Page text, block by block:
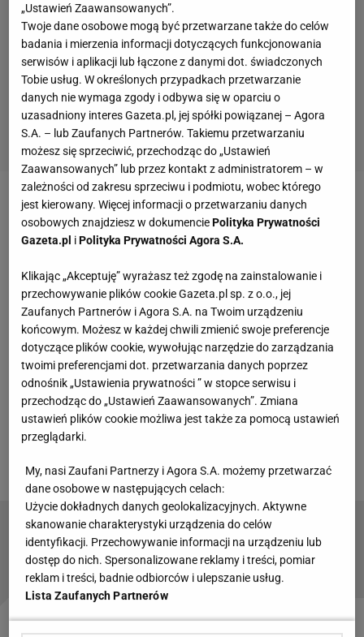
Zobacz wideoPodolski chce kupić Górnika Zabrze.
Kosecki: Kto chce inwestować w polski klub?!
Prywatyzacja Górnika o krok. "Z niebytu do
praktycznie finiszu"
Prezydent Zabrza, Kamil Żbikowski gościł w
programie "Protokół rozbieżności" na antenie TVP
Katowice. Polityk stwierdził, że trwające od
dłuższego czasu rozmowy o prywatyzacji klubu
zmierzają do końca. Podkreślił dużą rolę miasta w
tym procesie.
Japończyk poprowadzi mecz w Ekstraklasie.
Oto, gdzie go wyślą
„Ustawień Zaawansowanych”.
Twoje dane osobowe mogą być przetwarzane także do celów
badania i mierzenia informacji dotyczących funkcjonowania
serwisów i aplikacji lub łączone z danymi dot. świadczonych
Tobie usług. W określonych przypadkach przetwarzanie
danych nie wymaga zgody i odbywa się w oparciu o
uzasadniony interes Gazeta.pl, jej spółki powiązanej – Agora
S.A. – lub Zaufanych Partnerów. Takiemu przetwarzaniu
możesz się sprzeciwić, przechodząc do „Ustawień
Zaawansowanych” lub przez kontakt z administratorem – w
zależności od zakresu sprzeciwu i podmiotu, wobec którego
jest kierowany. Więcej informacji o przetwarzaniu danych
osobowych znajdziesz w dokumenciePolityka Prywatności
Gazeta.pl iPolityka Prywatności Agora S.A.
Klikając „Akceptuję” wyrażasz też zgodę na zainstalowanie i
przechowywanie plików cookie Gazeta.pl sp. z o.o., jej
Zaufanych Partnerów i Agora S.A. na Twoim urządzeniu
końcowym. Możesz w każdej chwili zmienić swoje preferencje
dotyczące plików cookie, wywołując narzędzie do zarządzania
twoimi preferencjami dot. przetwarzania danych poprzez
odnośnik „Ustawienia prywatności ” w stopce serwisu i
przechodząc do „Ustawień Zaawansowanych”. Zmiana
ustawień plików cookie możliwa jest także za pomocą ustawień
przeglądarki.
My, nasi Zaufani Partnerzy i Agora S.A. możemy przetwarzać
dane osobowe w następujących celach:
Użycie dokładnych danych geolokalizacyjnych. Aktywne
skanowanie charakterystyki urządzenia do celów
identyfikacji. Przechowywanie informacji na urządzeniu lub
dostęp do nich. Spersonalizowane reklamy i treści, pomiar
reklam i treści, badnie odbiorców i ulepszanie usług.
Lista Zaufanych Partnerów